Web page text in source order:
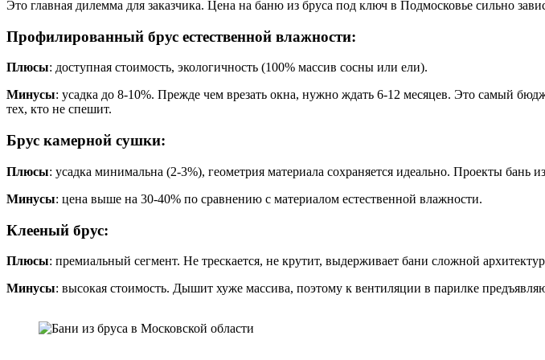
Это главная дилемма для заказчика. Цена на баню из бруса под ключ в Подмосковье сильно
Профилированный брус естественной влажности:
Плюсы: доступная стоимость, экологичность (100% массив сосны или ели).
Минусы: усадка до 8-10%. Прежде чем врезать окна, нужно ждать 6-12 месяцев. Это самый
тех, кто не спешит.
Брус камерной сушки:
Плюсы: усадка минимальна (2-3%), геометрия материала сохраняется идеально. Проекты бань
Минусы: цена выше на 30-40% по сравнению с материалом естественной влажности.
Клееный брус:
Плюсы: премиальный сегмент. Не трескается, не крутит, выдерживает бани сложной
Минусы: высокая стоимость. Дышит хуже массива, поэтому к вентиляции в парилке